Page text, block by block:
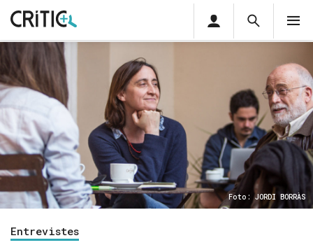
Cerca
Cerca
per...
privada
Subscriu-t'hi
Inicia sessió
Foto: JORDI BORRÀS
Entrevistes